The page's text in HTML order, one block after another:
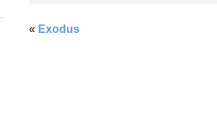
« Exodus